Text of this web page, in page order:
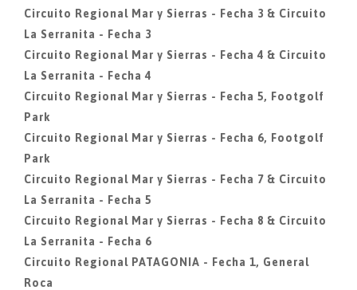
Circuito Regional Mar y Sierras - Fecha 3 & Circuito
La Serranita - Fecha 3
Circuito Regional Mar y Sierras - Fecha 4 & Circuito
La Serranita - Fecha 4
Circuito Regional Mar y Sierras - Fecha 5, Footgolf
Park
Circuito Regional Mar y Sierras - Fecha 6, Footgolf
Park
Circuito Regional Mar y Sierras - Fecha 7 & Circuito
La Serranita - Fecha 5
Circuito Regional Mar y Sierras - Fecha 8 & Circuito
La Serranita - Fecha 6
Circuito Regional PATAGONIA - Fecha 1, General
Roca